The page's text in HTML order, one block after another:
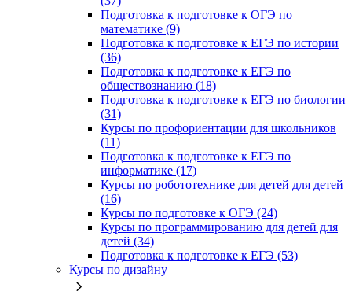
Подготовка к подготовке к ОГЭ по
математике (9)
Подготовка к подготовке к ЕГЭ по истории
(36)
Подготовка к подготовке к ЕГЭ по
обществознанию (18)
Подготовка к подготовке к ЕГЭ по биологии
(31)
Курсы по профориентации для школьников
(11)
Подготовка к подготовке к ЕГЭ по
информатике (17)
Курсы по робототехнике для детей для детей
(16)
Курсы по подготовке к ОГЭ (24)
Курсы по программированию для детей для
детей (34)
Подготовка к подготовке к ЕГЭ (53)
Курсы по дизайну